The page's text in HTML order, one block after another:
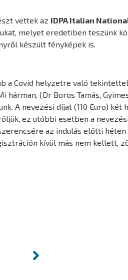
vettek az IDPA Italian
melyet eredetiben teszünk
készült fényképek is.
a Covid helyzetre való
(Dr Boros Tamás,
A nevezési díjat (110 Euro)
ez utóbbi esetben a
az indulás előtti
kívül más nem kellett,